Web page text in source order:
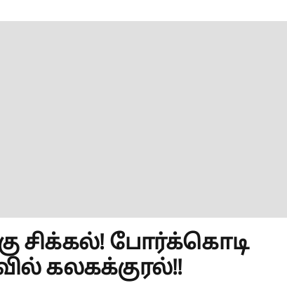
சிக்கல்! போர்க்கொடி
கலகக்குரல்!!